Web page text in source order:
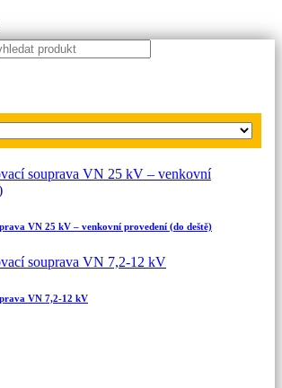
VN
VN 25 kV – venkovní provedení (do deště)
VN 7,2-12 kV